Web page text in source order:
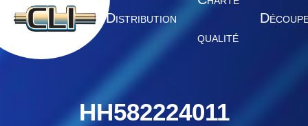
A CCUEIL DISTRIBUTION
QUALITÉ
D
HH582224011